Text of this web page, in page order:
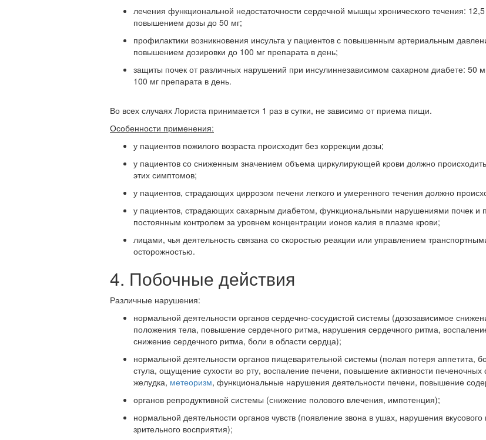
лечения функциональной недостаточности сердечной мышцы хронического течения:
повышением дозы до 50 мг;
профилактики возникновения инсульта у пациентов с повышенным артериальным
повышением дозировки до 100 мг препарата в день;
защиты почек от различных нарушений при инсулиннезависимом сахарном диабете:
100 мг препарата в день.
Во всех случаях Лориста принимается 1 раз в сутки, не зависимо от приема пищи.
Особенности применения:
у пациентов пожилого возраста происходит без коррекции дозы;
у пациентов со сниженным значением объема циркулирующей крови должно
этих симптомов;
у пациентов, страдающих циррозом печени легкого и умеренного течения должно
у пациентов, страдающих сахарным диабетом, функциональными нарушениями почек и
постоянным контролем за уровнем концентрации ионов калия в плазме крови;
лицами, чья деятельность связана со скоростью реакции или управлением
осторожностью.
4. Побочные действия
Различные нарушения:
нормальной деятельности органов сердечно-сосудистой системы (дозозависимое
положения тела, повышение сердечного ритма, нарушения сердечного ритма,
снижение сердечного ритма, боли в области сердца);
нормальной деятельности органов пищеварительной системы (полая потеря аппетита,
стула, ощущение сухости во рту, воспаление печени, повышение активности
желудка, метеоризм, функциональные нарушения деятельности печени, повышение
органов репродуктивной системы (снижение полового влечения, импотенция);
нормальной деятельности органов чувств (появление звона в ушах, нарушения вкусового
зрительного восприятия);